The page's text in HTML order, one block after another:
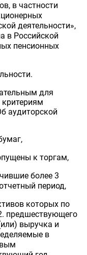
в частности
деятельности»,
в Российской
пенсионных
для
аудиторской
к торгам,
более 3
период,
которых по
предшествующего
выручка и
в